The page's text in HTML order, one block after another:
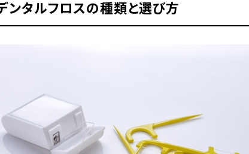
ンタルフロスの種類と選び方